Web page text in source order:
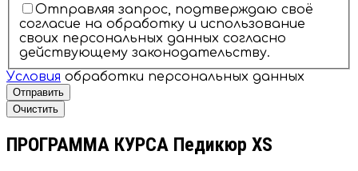
Отправляя запрос, подтверждаю своё
согласие на обработку и использование
своих персональных данных согласно
действующему законодательству.
Условия обработки персональных данных
Отправить
Очистить
ПРОГРАММА КУРСА Педикюр XS